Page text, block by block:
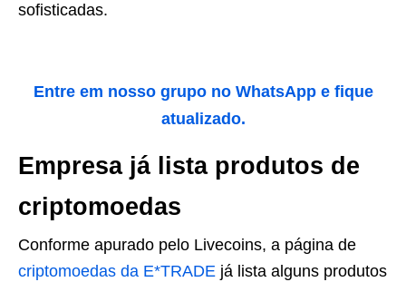
sofisticadas.
Entre em nosso grupo no WhatsApp e fique
atualizado.
Empresa já lista produtos de
criptomoedas
Conforme apurado pelo Livecoins, a página de
criptomoedas da E*TRADE já lista alguns produtos